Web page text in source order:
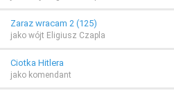
Zaraz wracam 2 (125)
jako wójt Eligiusz Czapla
Ciotka Hitlera
jako komendant